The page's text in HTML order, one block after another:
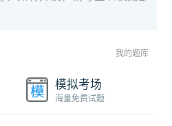
我的题库
模拟考场
海量免费试题